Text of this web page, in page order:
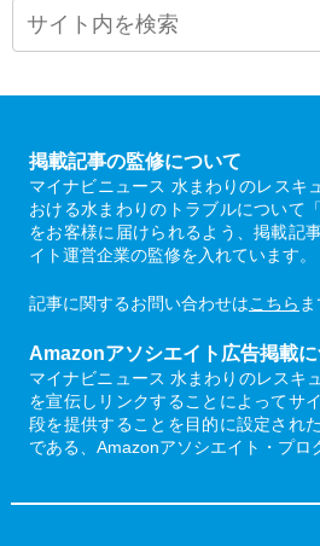
掲載記事の監修について
マイナビニュース 水まわりのレスキ
おける水まわりのトラブルについて
をお客様に届けられるよう、掲載記
イト運営企業の監修を入れています。
記事に関するお問い合わせはこちら
Amazonアソシエイト広告掲載
マイナビニュース 水まわりのレスキ
を宣伝しリンクすることによってサ
段を提供することを目的に設定され
である、Amazonアソシエイト・プロ